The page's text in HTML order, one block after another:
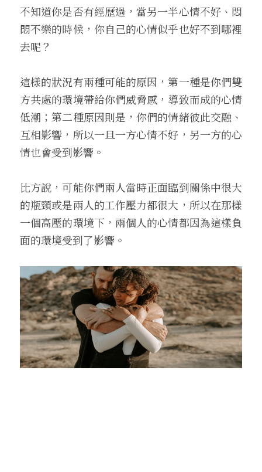
不知道你是否有經歷過，當另一半心情不好、悶
悶不樂的時候，你自己的心情似乎也好不到哪裡
去呢？
這樣的狀況有兩種可能的原因，第一種是你們雙
方共處的環境帶給你們威脅感，導致而成的心情
低潮；第二種原因則是，你們的情緒彼此交融、
互相影響，所以一旦一方心情不好，另一方的心
情也會受到影響。
比方說，可能你們兩人當時正面臨到關係中很大
的瓶頸或是兩人的工作壓力都很大，所以在那樣
一個高壓的環境下，兩個人的心情都因為這樣負
面的環境受到了影響。